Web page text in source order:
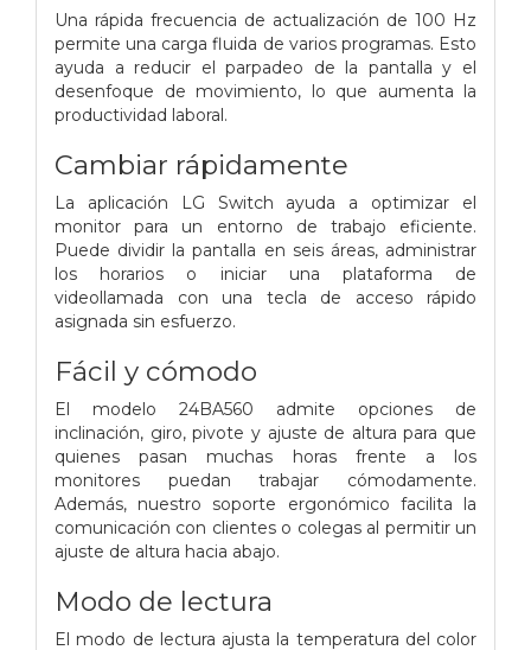
Una rápida frecuencia de actualización de 100 Hz
permite una carga fluida de varios programas. Esto
ayuda a reducir el parpadeo de la pantalla y el
desenfoque de movimiento, lo que aumenta la
productividad laboral.
Cambiar rápidamente
La aplicación LG Switch ayuda a optimizar el
monitor para un entorno de trabajo eficiente.
Puede dividir la pantalla en seis áreas, administrar
los horarios o iniciar una plataforma de
videollamada con una tecla de acceso rápido
asignada sin esfuerzo.
Fácil y cómodo
El modelo 24BA560 admite opciones de
inclinación, giro, pivote y ajuste de altura para que
quienes pasan muchas horas frente a los
monitores puedan trabajar cómodamente.
Además, nuestro soporte ergonómico facilita la
comunicación con clientes o colegas al permitir un
ajuste de altura hacia abajo.
Modo de lectura
El modo de lectura ajusta la temperatura del color